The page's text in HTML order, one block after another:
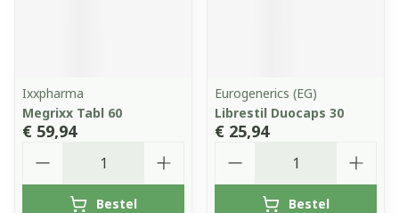
Ixxpharma
Megrixx Tabl 60
€ 59,94
Bestel
Eurogenerics (EG)
Librestil Duocaps 30
€ 25,94
Bestel